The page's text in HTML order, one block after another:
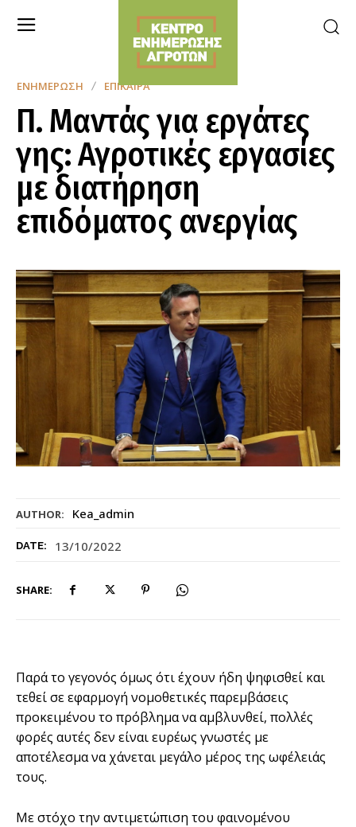
AUTHOR: Kea_admin
DATE: 13/10/2022
SHARE:
ΕΝΗΜΈΡΩΣΗ ΕΠΊΚΑΙΡΑ
Π. Μαντάς για εργάτες
γης: Αγροτικές εργασίες
με διατήρηση
επιδόματος ανεργίας
Παρά το γεγονός όμως ότι έχουν ήδη ψηφισθεί και
τεθεί σε εφαρμογή νομοθετικές παρεμβάσεις
προκειμένου το πρόβλημα να αμβλυνθεί, πολλές
φορές αυτές δεν είναι ευρέως γνωστές με
αποτέλεσμα να χάνεται μεγάλο μέρος της ωφέλειάς
τους.
Με στόχο την αντιμετώπιση του φαινομένου